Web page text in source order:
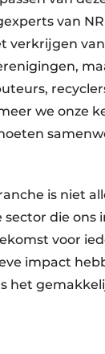
van
verkrijgen
we onze
is niet
die ons
voor
impact
het